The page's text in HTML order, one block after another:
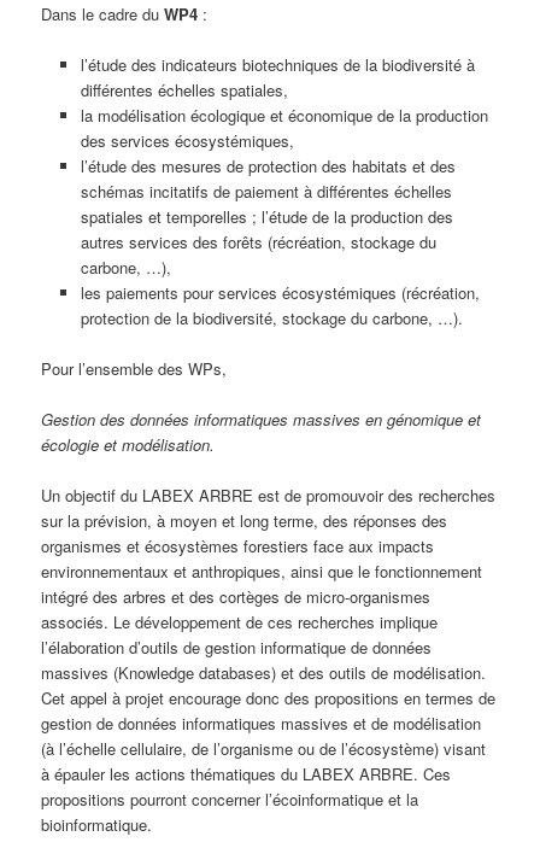
Dans le cadre duWP4 :
l’étude des indicateurs biotechniques de la biodiversité à
différentes échelles spatiales,
la modélisation écologique et économique de la production
des services écosystémiques,
l’étude des mesures de protection des habitats et des
schémas incitatifs de paiement à différentes échelles
spatiales et temporelles ; l’étude de la production des
autres services des forêts (récréation, stockage du
carbone, …),
les paiements pour services écosystémiques (récréation,
protection de la biodiversité, stockage du carbone, …).
Pour l’ensemble des WPs,
Gestion des données informatiques massives en génomique et
écologie et modélisation.
Un objectif du LABEX ARBRE est de promouvoir des recherches
sur la prévision, à moyen et long terme, des réponses des
organismes et écosystèmes forestiers face aux impacts
environnementaux et anthropiques, ainsi que le fonctionnement
intégré des arbres et des cortèges de micro-organismes
associés. Le développement de ces recherches implique
l’élaboration d’outils de gestion informatique de données
massives (Knowledge databases) et des outils de modélisation.
Cet appel à projet encourage donc des propositions en termes de
gestion de données informatiques massives et de modélisation
(à l’échelle cellulaire, de l’organisme ou de l’écosystème) visant
à épauler les actions thématiques du LABEX ARBRE. Ces
propositions pourront concerner l’écoinformatique et la
bioinformatique.